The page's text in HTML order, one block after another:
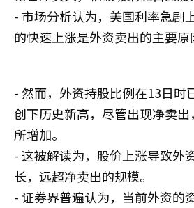
- 市场分析认为，美国利率急剧
的快速上涨是外资卖出的主要原
- 然而，外资持股比例在13日时
创下历史新高，尽管出现净卖
所增加。
- 这被解读为，股价上涨导致外
长，远超净卖出的规模。
- 证券界普遍认为，当前外资的